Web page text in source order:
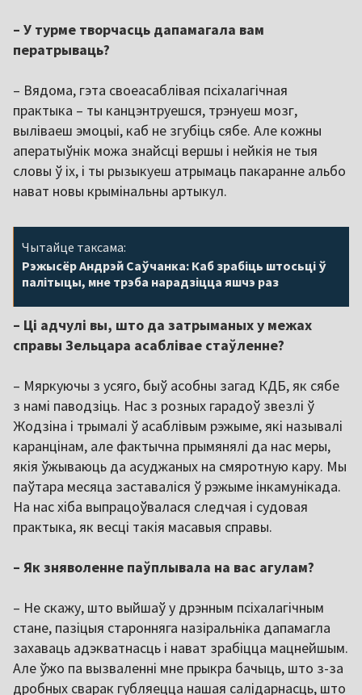
– У турме творчасць дапамагала вам
ператрываць?
– Вядома, гэта своеасаблівая псіхалагічная
практыка – ты канцэнтруешся, трэнуеш мозг,
выліваеш эмоцыі, каб не згубіць сябе. Але кожны
аператыўнік можа знайсці вершы і нейкія не тыя
словы ў іх, і ты рызыкуеш атрымаць пакаранне альбо
нават новы крымінальны артыкул.
Чытайце таксама:
Рэжысёр Андрэй Саўчанка: Каб зрабіць штосьці ў
палітыцы, мне трэба нарадзіцца яшчэ раз
– Ці адчулі вы, што да затрыманых у межах
справы Зельцара асаблівае стаўленне?
– Мяркуючы з усяго, быў асобны загад КДБ, як сябе
з намі паводзіць. Нас з розных гарадоў звезлі ў
Жодзіна і трымалі ў асаблівым рэжыме, які называлі
каранцінам, але фактычна прымянялі да нас меры,
якія ўжываюць да асуджаных на смяротную кару. Мы
паўтара месяца заставаліся ў рэжыме інкамунікада.
На нас хіба выпрацоўвалася следчая і судовая
практыка, як весці такія масавыя справы.
– Як зняволенне паўплывала на вас агулам?
– Не скажу, што выйшаў у дрэнным псіхалагічным
стане, пазіцыя старонняга назіральніка дапамагла
захаваць адэкватнасць і нават зрабіцца мацнейшым.
Але ўжо па вызваленні мне прыкра бачыць, што з-за
дробных сварак губляецца нашая салідарнасць, што